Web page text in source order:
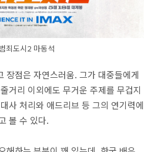
범죄도시2 마동석
장점은 자연스러움. 그가 대중들에게
거리 이외에도 무거운 주제를 무겁지
사 처리와 애드리브 등 그의 연기력에
볼 수 있다.